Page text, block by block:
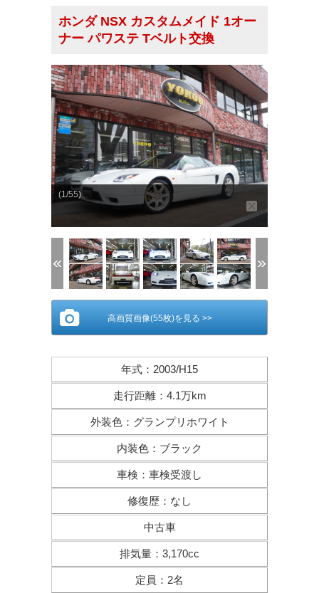
ホンダ NSX カスタムメイド 1オー
ナー パワステ Tベルト交換
(1/55)
高画質画像(55枚)を見る >>
年式 ： 2003/H15
走行距離： 4.1万km
外装色： グランプリホワイト
内装色 ： ブラック
車検 ： 車検受渡し
修復歴 ： なし
中古車
排気量 ： 3,170cc
定員 ： 2名